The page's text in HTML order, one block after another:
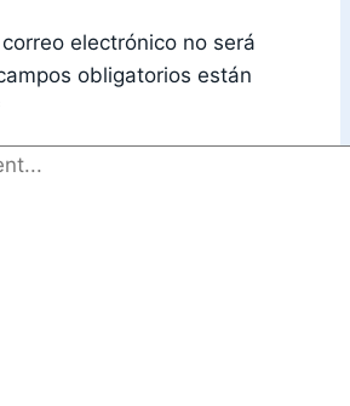
electrónico no será
obligatorios están